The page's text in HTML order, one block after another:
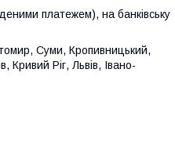
платежем), на банківську
Суми, Кропивницький,
Кривий Ріг, Львів, Івано-